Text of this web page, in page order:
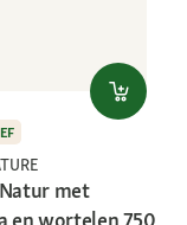
met